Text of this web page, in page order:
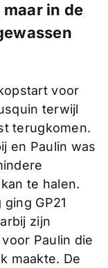
in de
voor
terwijl
terugkomen.
en Paulin was
te halen.
GP21
zijn
Paulin die
maakte. De